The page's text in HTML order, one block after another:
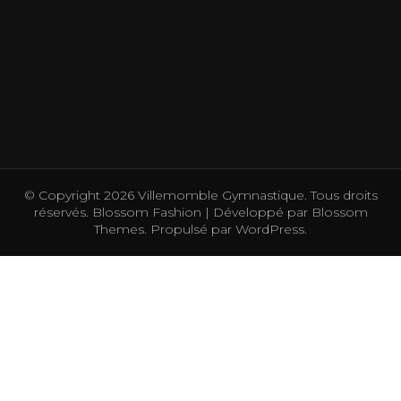
© Copyright 2026 Villemomble Gymnastique . Tous droits
réservés. Blossom Fashion | Développé parBlossom
Themes . Propulsé par WordPress